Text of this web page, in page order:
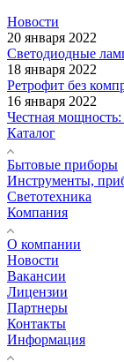
Новости
20 января 2022
Светодиодные
18 января 2022
Ретрофит без
16 января 2022
Честная
Каталог
Бытовые приборы
Инструменты,
Светотехника
Компания
О компании
Новости
Вакансии
Лицензии
Партнеры
Контакты
Информация